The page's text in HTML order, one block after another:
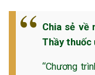
Sau Sinh Có Tự
Thông Tin Cần
sau sinh là tình
Chia sẻ về
Thầy thuốc
“Chương